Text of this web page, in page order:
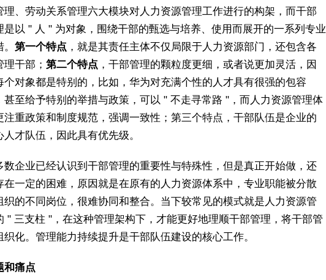
理、劳动关系管理六大模块对人力资源管理工作进行的构架，而干部
是以 " 人 " 为对象，围绕干部的甄选与培养、使用而展开的一系列专业
第一个特点 ，就是其责任主体不仅局限于人力资源部门，还包含各
理干部； 第二个特点 ，干部管理的颗粒度更细，或者说更加灵活，因
个对象都是特别的，比如，华为对充满个性的人才具有很强的包容
甚至给予特别的举措与政策，可以 " 不走寻常路 "，而人力资源管理体
注重政策和制度规范，强调一致性；第三个特点，干部队伍是企业的
人才队伍，因此具有优先级。
数企业已经认识到干部管理的重要性与特殊性，但是真正开始做，还
在一定的困难，原因就是在原有的人力资源体系中，专业职能被分散
织的不同岗位，很难协同和整合。当下较常见的模式就是人力资源管
" 三支柱 "，在这种管理架构下，才能更好地理顺干部管理，将干部管
织化。管理能力持续提升是干部队伍建设的核心工作。
和痛点